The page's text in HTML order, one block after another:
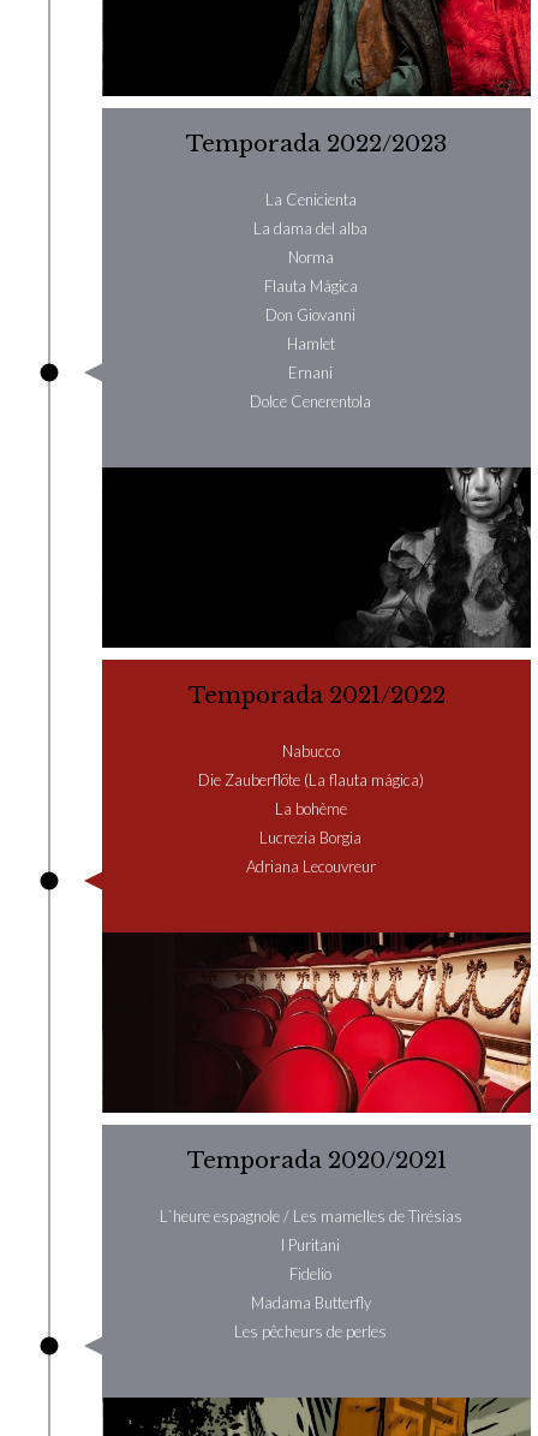
Temporada 2022/2023
La Cenicienta
La dama del alba
Norma
Flauta Mágica
Don Giovanni
Hamlet
Ernani
Dolce Cenerentola
Temporada 2021/2022
Nabucco
Die Zauberflöte (La flauta mágica)
La bohème
Lucrezia Borgia
Adriana Lecouvreur
Temporada 2020/2021
L`heure espagnole / Les mamelles de Tirésias
I Puritani
Fidelio
Madama Butterfly
Les pêcheurs de perles